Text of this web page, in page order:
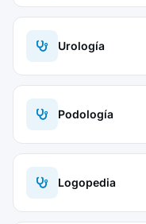
Urología
Podología
Logopedia